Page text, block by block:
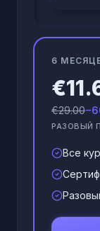
6
€29.00
РАЗОВЫЙ
Все